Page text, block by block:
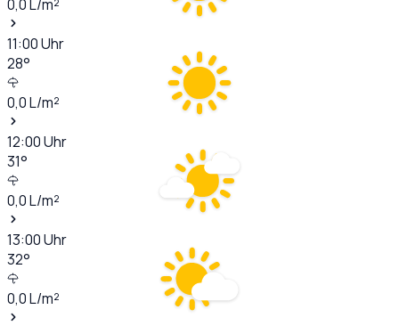
0,0 L/m²
11:00Uhr
28°
0,0L/m²
12:00Uhr
31°
0,0L/m²
13:00Uhr
32°
0,0L/m²